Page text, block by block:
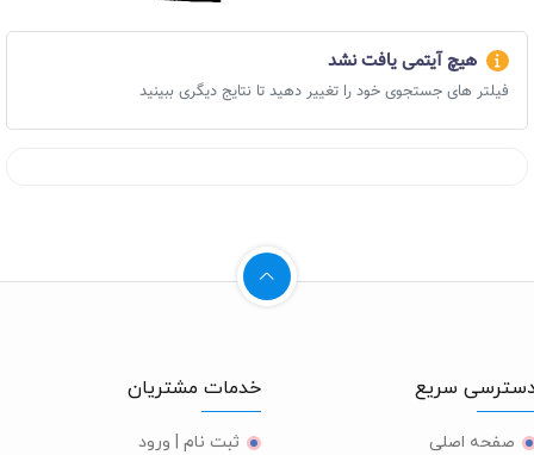
هیچ آیتمی یافت نشد
فیلتر های جستجوی خود را تغییر دهید تا نتایج دیگری ببینید
سریع
صفحه اصلی
خدمات مشتریان
ثبت نام | ورود